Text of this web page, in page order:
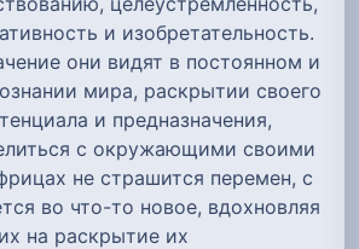
и изобретательность.
они видят в постоянном и
мира, раскрытии своего
и предназначения,
с окружающими своими
не страшится перемен, с
во что-то новое, вдохновляя
на раскрытие их